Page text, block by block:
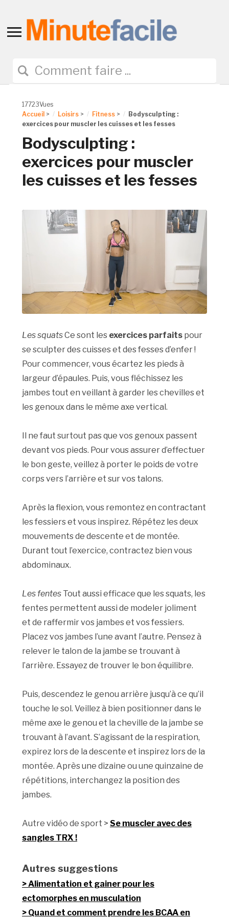
Toggle
navigation
17723Vues
Accueil > Loisirs > Fitness >
Bodysculpting :
exercices pour muscler les cuisses et les fesses
Bodysculpting :
exercices pour muscler
les cuisses et les fesses
Les squatsCe sont les exercices parfaits pour
se sculpter des cuisses et des fesses d’enfer !
Pour commencer, vous écartez les pieds à
largeur d’épaules. Puis, vous fléchissez les
jambes tout en veillant à garder les chevilles et
les genoux dans le même axe vertical.
Il ne faut surtout pas que vos genoux passent
devant vos pieds. Pour vous assurer d’effectuer
le bon geste, veillez à porter le poids de votre
corps vers l’arrière et sur vos talons.
Après la flexion, vous remontez en contractant
les fessiers et vous inspirez. Répétez les deux
mouvements de descente et de montée.
Durant tout l’exercice, contractez bien vous
abdominaux.
Les fentes Tout aussi efficace que les squats, les
fentes permettent aussi de modeler joliment
et de raffermir vos jambes et vos fessiers.
Placez vos jambes l’une avant l’autre. Pensez à
relever le talon de la jambe se trouvant à
l’arrière. Essayez de trouver le bon équilibre.
Puis, descendez le genou arrière jusqu’à ce qu’il
touche le sol. Veillez à bien positionner dans le
même axe le genou et la cheville de la jambe se
trouvant à l’avant. S’agissant de la respiration,
expirez lors de la descente et inspirez lors de la
montée. Après une dizaine ou une quinzaine de
répétitions, interchangez la position des
jambes.
Autre vidéo de sport >Se muscler avec des
sangles TRX !
Autres suggestions
Alimentation et gainer pour les
ectomorphes en musculation
Quand et comment prendre les BCAA en